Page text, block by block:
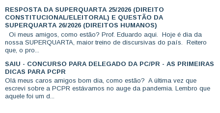
RESPOSTA DA SUPERQUARTA 25/2026 (DIREITO
CONSTITUCIONAL/ELEITORAL) E QUESTÃO DA
SUPERQUARTA 26/2026 (DIREITOS HUMANOS)
Oi meus amigos, como estão? Prof. Eduardo aqui. Hoje é dia da
nossa SUPERQUARTA, maior treino de discursivas do país. Reitero
que, o pro...
SAIU - CONCURSO PARA DELEGADO DA PC/PR - AS PRIMEIRAS
DICAS PARA PCPR
Olá meus caros amigos bom dia, como estão? A última vez que
escrevi sobre a PCPR estávamos no auge da pandemia. Lembro que
aquele foi um d...